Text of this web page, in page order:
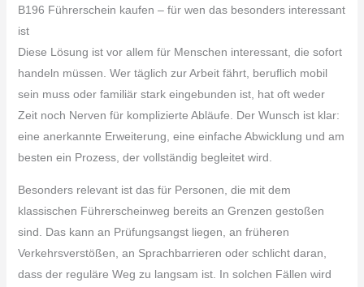
B196 Führerschein kaufen – für wen das besonders interessant
ist
Diese Lösung ist vor allem für Menschen interessant, die sofort
handeln müssen. Wer täglich zur Arbeit fährt, beruflich mobil
sein muss oder familiär stark eingebunden ist, hat oft weder
Zeit noch Nerven für komplizierte Abläufe. Der Wunsch ist klar:
eine anerkannte Erweiterung, eine einfache Abwicklung und am
besten ein Prozess, der vollständig begleitet wird.
Besonders relevant ist das für Personen, die mit dem
klassischen Führerscheinweg bereits an Grenzen gestoßen
sind. Das kann an Prüfungsangst liegen, an früheren
Verkehrsverstößen, an Sprachbarrieren oder schlicht daran,
dass der reguläre Weg zu langsam ist. In solchen Fällen wird